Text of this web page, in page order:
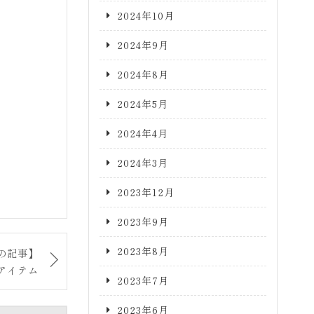
記事】
イテム
2024年10月
2024年9月
2024年8月
2024年5月
2024年4月
2024年3月
2023年12月
2023年9月
2023年8月
2023年7月
2023年6月